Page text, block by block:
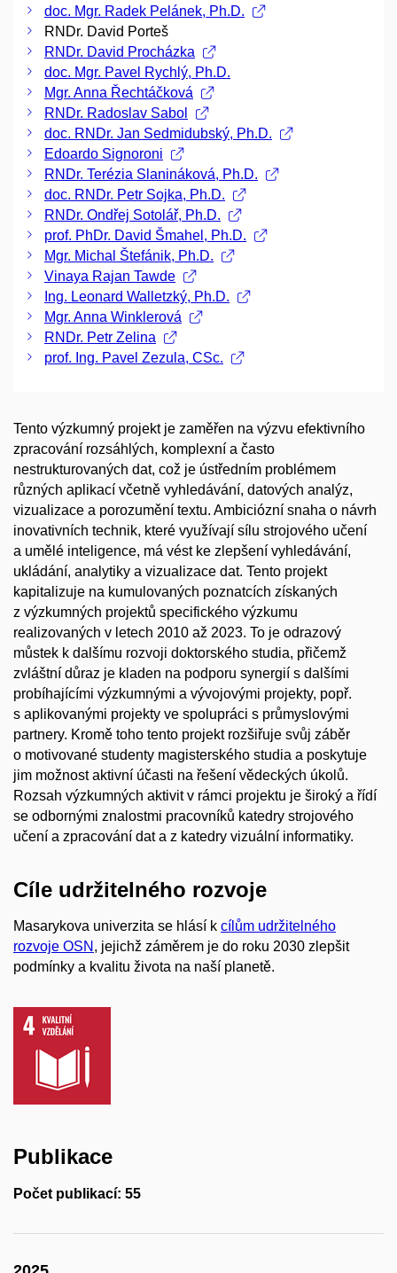
doc. Mgr. Radek Pelánek, Ph.D.
RNDr. David Porteš
RNDr. David Procházka
doc. Mgr. Pavel Rychlý, Ph.D.
Mgr. Anna Řechtáčková
RNDr. Radoslav Sabol
doc. RNDr. Jan Sedmidubský, Ph.D.
Edoardo Signoroni
RNDr. Terézia Slanináková, Ph.D.
doc. RNDr. Petr Sojka, Ph.D.
RNDr. Ondřej Sotolář, Ph.D.
prof. PhDr. David Šmahel, Ph.D.
Mgr. Michal Štefánik, Ph.D.
Vinaya Rajan Tawde
Ing. Leonard Walletzký, Ph.D.
Mgr. Anna Winklerová
RNDr. Petr Zelina
prof. Ing. Pavel Zezula, CSc.
Tento výzkumný projekt je zaměřen na výzvu efektivního
zpracování rozsáhlých, komplexní a často
nestrukturovaných dat, což je ústředním problémem
různých aplikací včetně vyhledávání, datových analýz,
vizualizace a porozumění textu. Ambiciózní snaha o návrh
inovativních technik, které využívají sílu strojového učení
a umělé inteligence, má vést ke zlepšení vyhledávání,
ukládání, analytiky a vizualizace dat. Tento projekt
kapitalizuje na kumulovaných poznatcích získaných
z výzkumných projektů specifického výzkumu
realizovaných v letech 2010 až 2023. To je odrazový
můstek k dalšímu rozvoji doktorského studia, přičemž
zvláštní důraz je kladen na podporu synergií s dalšími
probíhajícími výzkumnými a vývojovými projekty, popř.
s aplikovanými projekty ve spolupráci s průmyslovými
partnery. Kromě toho tento projekt rozšiřuje svůj záběr
o motivované studenty magisterského studia a poskytuje
jim možnost aktivní účasti na řešení vědeckých úkolů.
Rozsah výzkumných aktivit v rámci projektu je široký a řídí
se odbornými znalostmi pracovníků katedry strojového
učení a zpracování dat a z katedry vizuální informatiky.
Cíle udržitelného rozvoje
Masarykova univerzita se hlásí k cílům udržitelného
rozvoje OSN , jejichž záměrem je do roku 2030 zlepšit
podmínky a kvalitu života na naší planetě.
Publikace
Počet publikací: 55